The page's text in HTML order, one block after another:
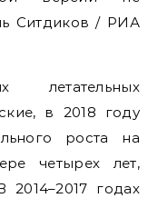
Ситдиков / РИА
летательных
в 2018 году
роста на
четырех лет,
годах